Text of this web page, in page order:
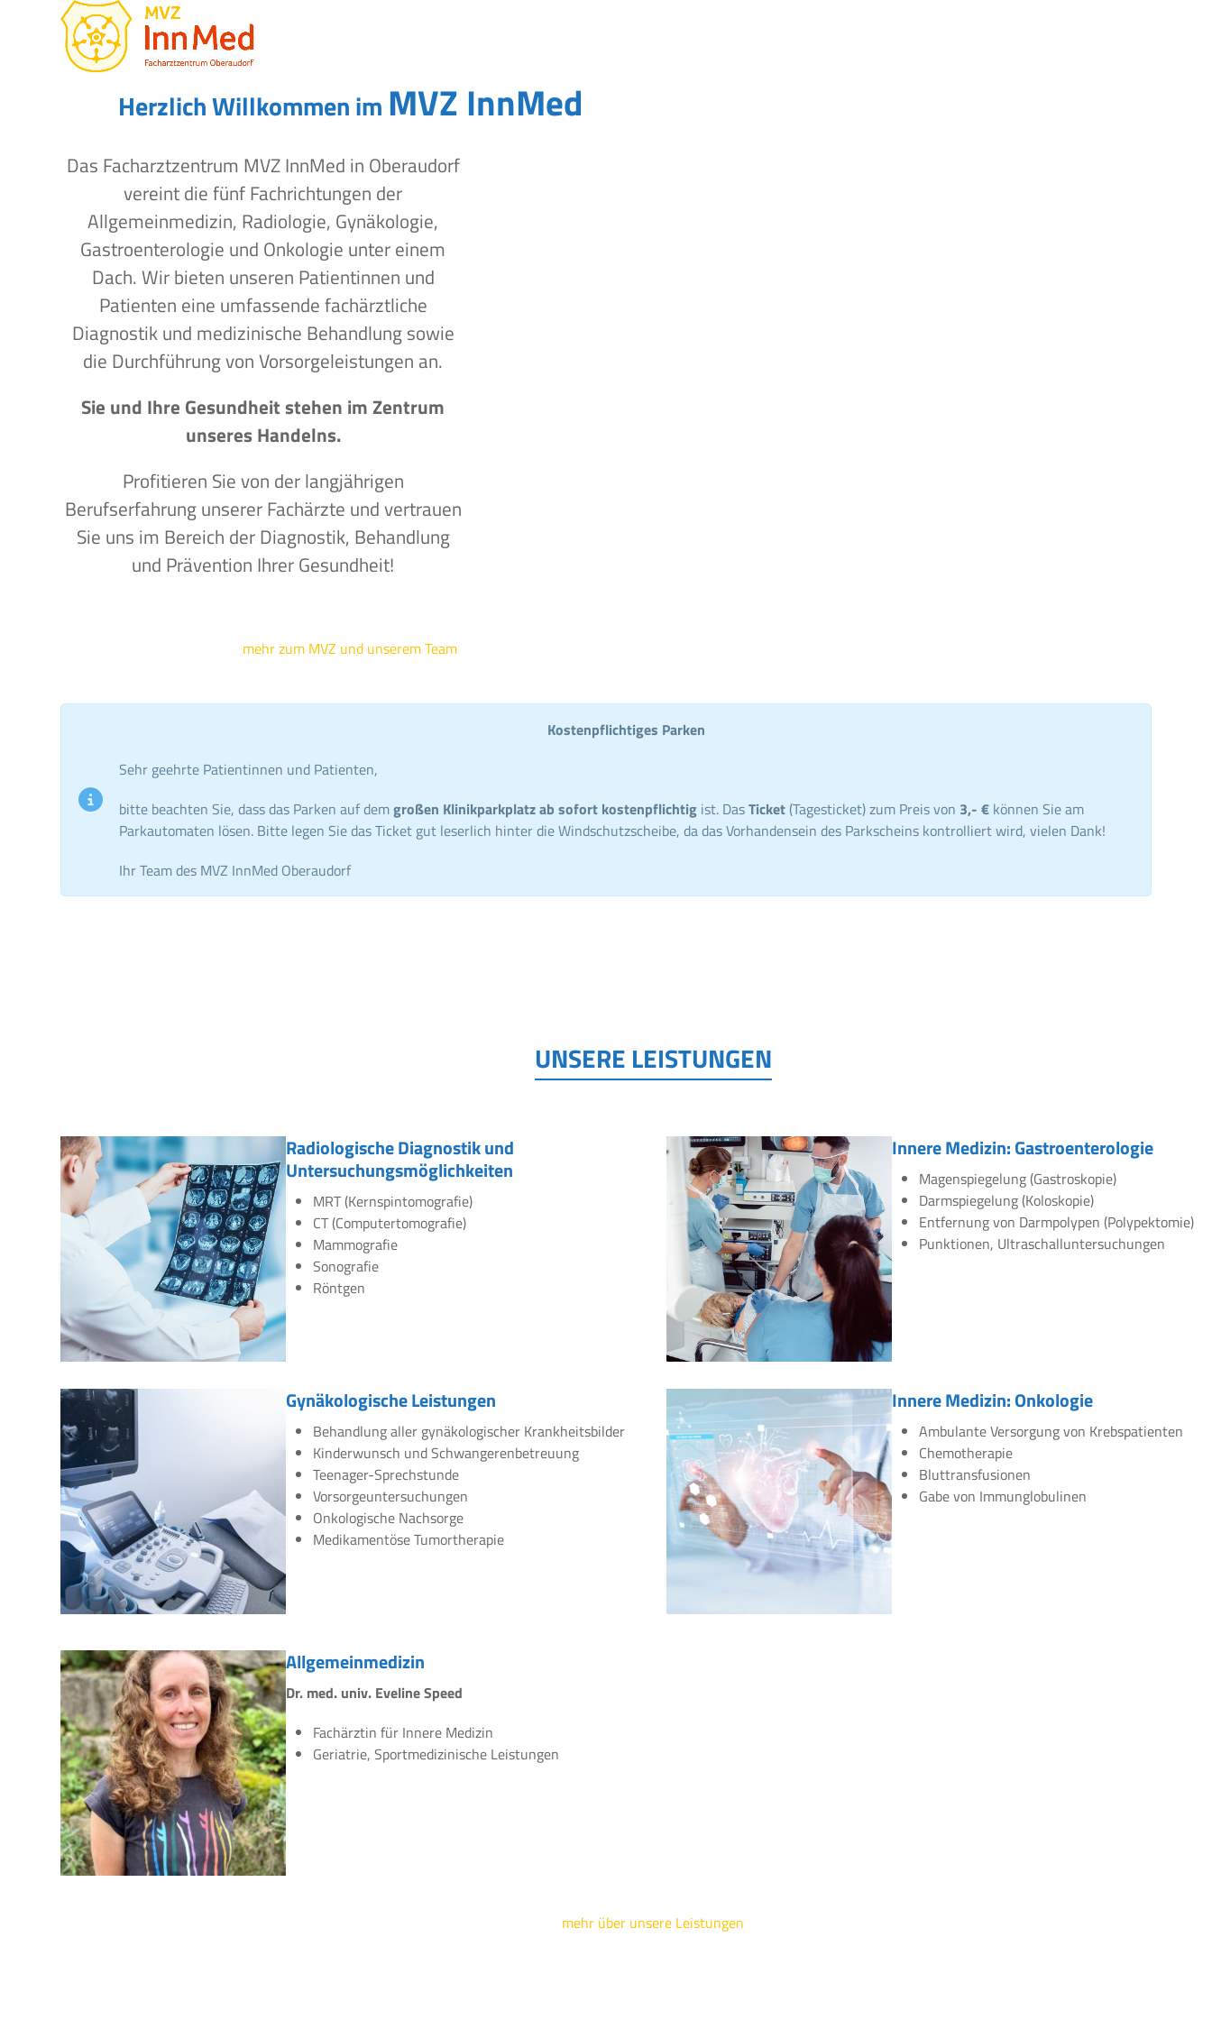
Open
mobile
menu
Close
mobile
menu
Herzlich Willkommen im MVZ InnMed
Das Facharztzentrum MVZ InnMed in Oberaudorf
vereint die fünf Fachrichtungen der
Allgemeinmedizin, Radiologie, Gynäkologie,
Gastroenterologie und Onkologie unter einem
Dach. Wir bieten unseren Patientinnen und
Patienten eine umfassende fachärztliche
Diagnostik und medizinische Behandlung sowie
die Durchführung von Vorsorgeleistungen an.
Sie und Ihre Gesundheit stehen im Zentrum
unseres Handelns.
Profitieren Sie von der langjährigen
Berufserfahrung unserer Fachärzte und vertrauen
Sie uns im Bereich der Diagnostik, Behandlung
und Prävention Ihrer Gesundheit!
mehr zum MVZ und unserem Team
Kostenpflichtiges Parken
Sehr geehrte Patientinnen und Patienten,
bitte beachten Sie, dass das Parken auf demgroßen Klinikparkplatz ab sofort kostenpflichtig ist. DasTicket (Tagesticket) zum Preis von 3,- € können Sie am
Parkautomaten lösen. Bitte legen Sie das Ticket gut leserlich hinter die Windschutzscheibe, da das Vorhandensein des Parkscheins kontrolliert wird, vielen Dank!
Ihr Team des MVZ InnMed Oberaudorf
UNSERE LEISTUNGEN
Radiologische Diagnostik und
Untersuchungsmöglichkeiten
MRT (Kernspintomografie)
CT (Computertomografie)
Mammografie
Sonografie
Röntgen
Gynäkologische Leistungen
Behandlung aller gynäkologischer Krankheitsbilder
Kinderwunsch und Schwangerenbetreuung
Teenager-Sprechstunde
Vorsorgeuntersuchungen
Onkologische Nachsorge
Medikamentöse Tumortherapie
Innere Medizin: Gastroenterologie
Magenspiegelung (Gastroskopie)
Darmspiegelung (Koloskopie)
Entfernung von Darmpolypen (Polypektomie)
Punktionen, Ultraschalluntersuchungen
Innere Medizin: Onkologie
Ambulante Versorgung von Krebspatienten
Chemotherapie
Bluttransfusionen
Gabe von Immunglobulinen
Allgemeinmedizin
Dr. med. univ. Eveline Speed
Fachärztin für Innere Medizin
Geriatrie, Sportmedizinische Leistungen
mehr über unsere Leistungen